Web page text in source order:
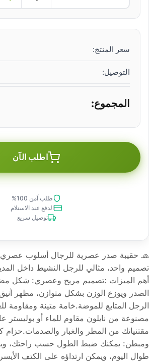
سعر المنتج:
التوصيل:
المجموع:
اطلب الآن
طلب آمن 100%
الدفع عند الاستلام
توصيل سريع
🧢 حقيبة صدر عصرية للرجال أسلوب
تصميم واحد، مثالي للرجل النشيط داخل
أهم الميزات :تصميم مريح وعصري: شكل
الصدر ويوزع الوزن بشكل متوازن، مظهر
الرجل المتابع للموضة.خامة متينة ومقاومة
مصنوعة من نايلون مقاوم للماء أو بوليستر
مقتنياتك من المطر والغبار والصدمات.حزام
ومبطن: يمكنك ضبط الطول حسب راحتك،
طوال اليوم، ويمكن ارتداؤه على الكتف الأيسر